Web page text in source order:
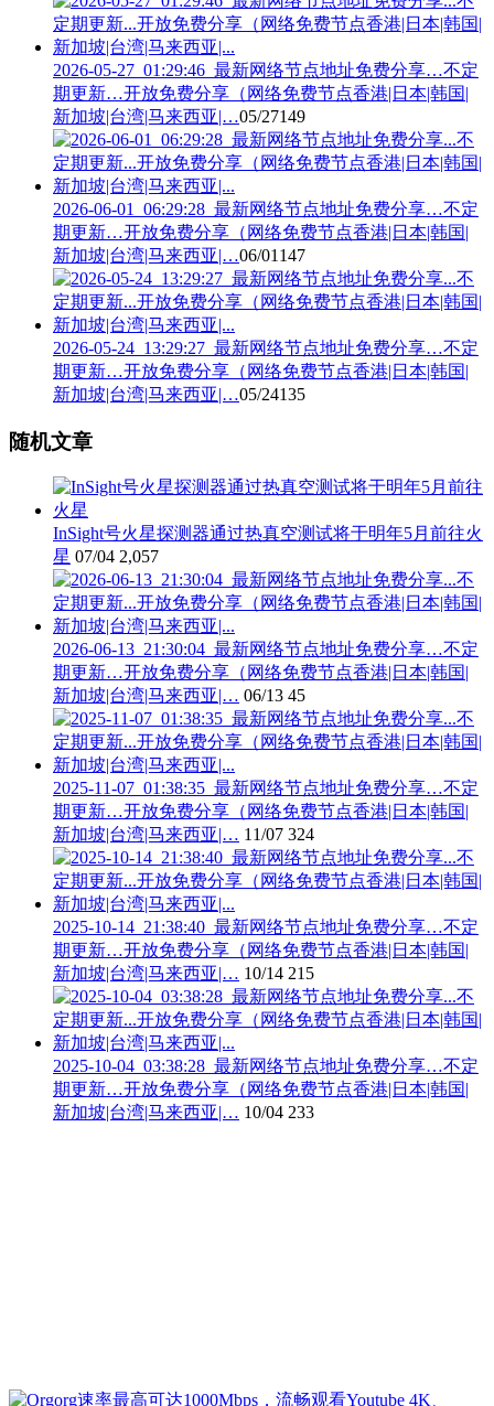
2026-05-27_01:29:46_最新网络节点地址免费分享…不定
期更新…开放免费分享（网络免费节点香港|日本|韩国|
新加坡|台湾|马来西亚|…05/27149
2026-06-01_06:29:28_最新网络节点地址免费分享…不定
期更新…开放免费分享（网络免费节点香港|日本|韩国|
新加坡|台湾|马来西亚|…06/01 147
2026-05-24_13:29:27_最新网络节点地址免费分享…不定
期更新…开放免费分享（网络免费节点香港|日本|韩国|
新加坡|台湾|马来西亚|…05/24135
随机文章
InSight号火星探测器通过热真空测试将于明年5月前往火
星 07/04 2,057
2026-06-13_21:30:04_最新网络节点地址免费分享…不定
期更新…开放免费分享（网络免费节点香港|日本|韩国|
新加坡|台湾|马来西亚|… 06/13 45
2025-11-07_01:38:35_最新网络节点地址免费分享…不定
期更新…开放免费分享（网络免费节点香港|日本|韩国|
新加坡|台湾|马来西亚|… 11/07 324
2025-10-14_21:38:40_最新网络节点地址免费分享…不定
期更新…开放免费分享（网络免费节点香港|日本|韩国|
新加坡|台湾|马来西亚|… 10/14 215
2025-10-04_03:38:28_最新网络节点地址免费分享…不定
期更新…开放免费分享（网络免费节点香港|日本|韩国|
新加坡|台湾|马来西亚|… 10/04 233